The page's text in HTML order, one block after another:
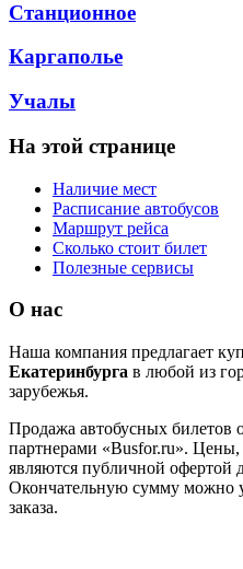
Станционное
Каргаполье
Учалы
На этой странице
Наличие мест
Расписание автобусов
Маршрут рейса
Сколько стоит билет
Полезные сервисы
О нас
Наша компания предлагает
Екатеринбурга в любой из
зарубежья.
Продажа автобусных билетов
партнерами «Busfor.ru». Цены,
являются публичной офертой
Окончательную сумму можно
заказа.